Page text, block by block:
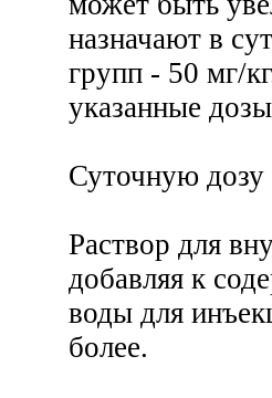
назначают в
групп - 50 мг/
указанные
Суточную дозу
Раствор для
добавляя к
воды для
более.